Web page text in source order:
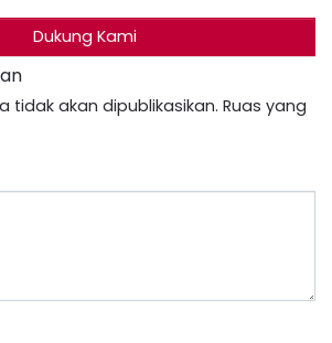
Dukung Kami
tidak akan dipublikasikan. Ruas yang